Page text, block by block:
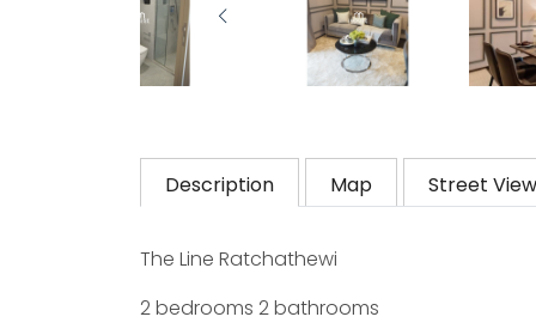
Description Map Street View
The Line Ratchathewi
2 bedrooms 2 bathrooms